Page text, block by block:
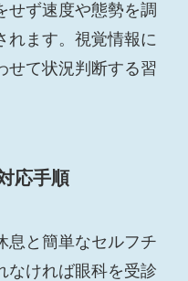
せず速度や態勢を調
れます。視覚情報に
せて状況判断する習
応手順
息と簡単なセルフチ
なければ眼科を受診